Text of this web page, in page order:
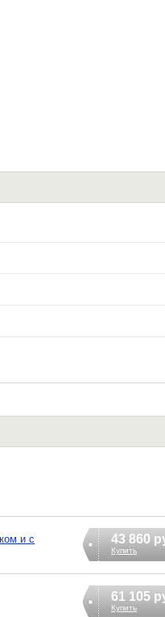
и с
43 860
Купить
61 105
Купить